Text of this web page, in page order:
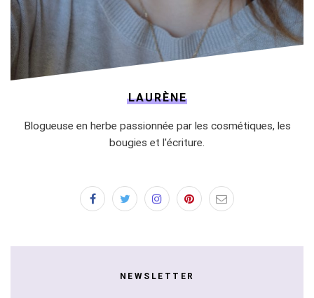
LAURÈNE
Blogueuse en herbe passionnée par les cosmétiques, les
bougies et l'écriture.
NEWSLETTER